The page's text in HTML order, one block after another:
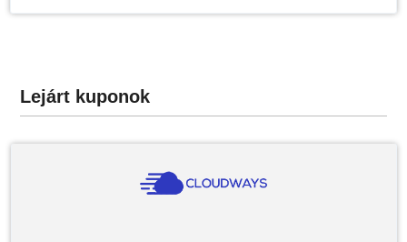
Lejárt kuponok